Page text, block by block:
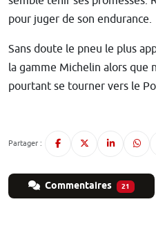
pour juger de son endurance.
Sans doute le pneu le plus
la gamme Michelin alors
pourtant se tourner vers le
Partager :
Commentaires 21